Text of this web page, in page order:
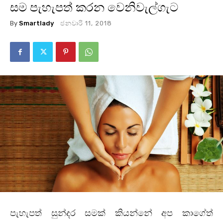
සම පැහැපත් කරන වෙනිවැල්ගැට
By Smartlady ජනවාරි 11, 2018
පැහැපත් සුන්දර සමක් කියන්නේ අප කාගේත්